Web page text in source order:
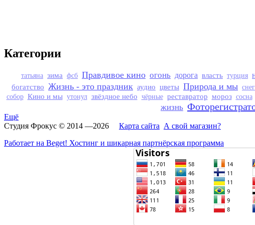
Категории
татьяна зима фсб Правдивое кино огонь дорога власть турция
богатство Жизнь - это праздник аудио цветы Природа и мы снег
собор Кино и мы утонул звёздное небо чёрные реставратор мороз сосна
жизнь
Ещё
Студия Фрокус © 2014 —2026 Карта сайта А свой магазин?
Работает на Beget! Хостинг и шикарная партнёрская программа